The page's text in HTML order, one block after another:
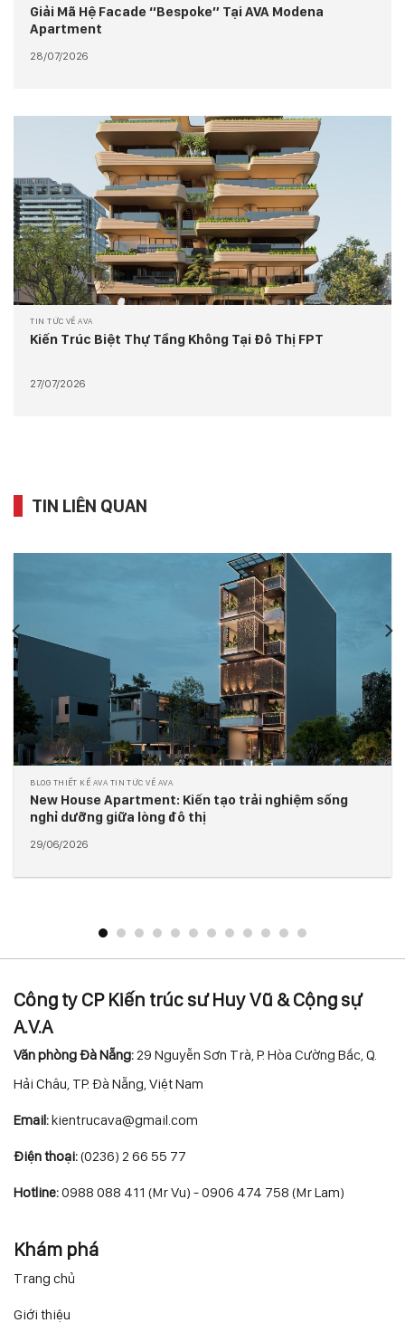
Giải Mã Hệ Facade “Bespoke” Tại AVA Modena
Apartment
28/07/2026
TIN TỨC VỀ AVA
Kiến Trúc Biệt Thự Tầng Không Tại Đô Thị FPT
27/07/2026
TIN LIÊN QUAN
TIN TỨC VỀ AVA BLOG THIẾT KẾ AVA KIẾN TRÚC & XÂY DỰNG
N68 Hotel Exterior: Mặt đứng bàn cờ kiến tạo dấu ấn
cho kiến trúc khách sạn hiện đại
29/06/2026
Công ty CP Kiến trúc sư Huy Vũ & Cộng sự
A.V.A
Văn phòng Đà Nẵng:29 Nguyễn Sơn Trà, P. Hòa Cường Bắc, Q.
Hải Châu, TP. Đà Nẵng, Việt Nam
Email:kientrucava@gmail.com
Điện thoại:(0236) 2 66 55 77
Hotline:0988 088 411 (Mr Vu) - 0906 474 758 (Mr Lam)
Khám phá
Trang chủ
Giới thiệu